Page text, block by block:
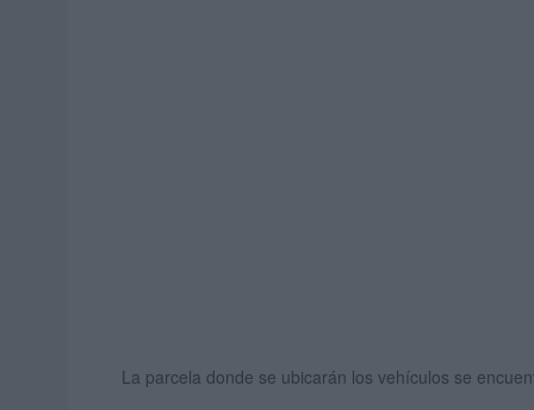
La parcela donde se ubicarán los vehículos se